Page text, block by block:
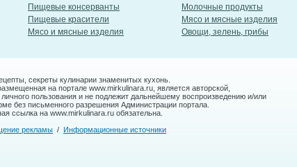
Пищевые консерванты
Пищевые красители
Мясо и мясные изделия
Молочные продукты
Мясо и мясные изделия
Овощи, зелень, грибы
секреты кулинарии знаменитых кухонь.
на портале www.mirkulinara.ru, является авторской,
пользования и не подлежит дальнейшему воспроизведению и/или
без письменного разрешения Администрации портала.
ссылка на www.mirkulinara.ru обязательна.
рекламы / Информационные источники